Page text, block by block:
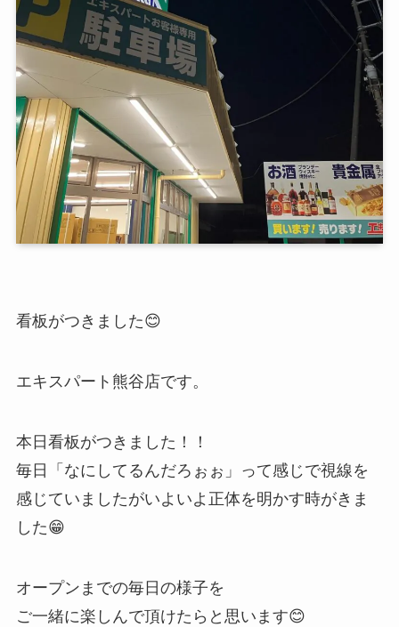
看板がつきました😊
エキスパート熊谷店です。
本日看板がつきました！！
毎日「なにしてるんだろぉぉ」って感じで視線を
感じていましたがいよいよ正体を明かす時がきま
した😁
オープンまでの毎日の様子を
ご一緒に楽しんで頂けたらと思います😊